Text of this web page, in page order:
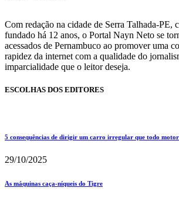
Com redação na cidade de Serra Talhada-PE,
fundado há 12 anos, o Portal Nayn Neto se
acessados de Pernambuco ao promover uma
rapidez da internet com a qualidade do
imparcialidade que o leitor deseja.
ESCOLHAS DOS EDITORES
5 consequências de dirigir um carro irregular que todo
29/10/2025
As máquinas caça-níqueis do Tigre